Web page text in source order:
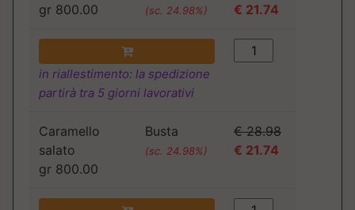
gr 800.00
(sc. 24.98%)
€ 21.74
in riallestimento: la spedizione
partirà tra 5 giorni lavorativi
Caramello
salato
gr 800.00
Busta
(sc. 24.98%)
€ 28.98
€ 21.74